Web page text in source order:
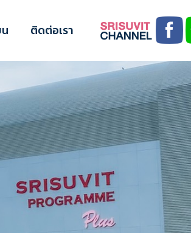
ติดต่อเรา